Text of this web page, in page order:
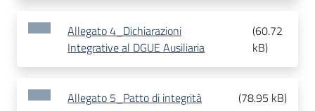
Allegato 4_Dichiarazioni
Integrative al DGUE Ausiliaria
(60.72
kB)
Allegato 5_Patto di integrità (78.95 kB)